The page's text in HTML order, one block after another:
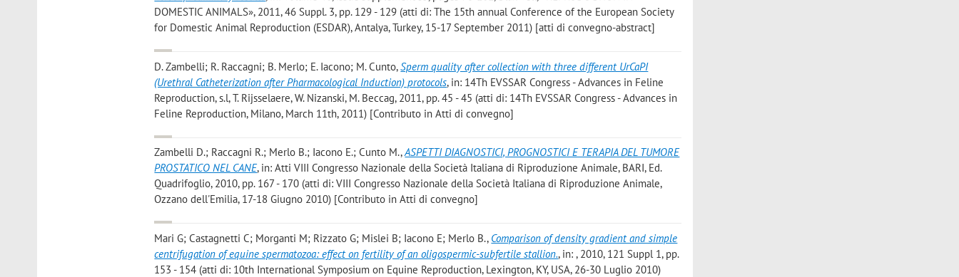
DOMESTIC ANIMALS», 2011, 46 Suppl. 3, pp. 129 - 129 (atti di: The 15th annual Conference of the European Society
for Domestic Animal Reproduction (ESDAR), Antalya, Turkey, 15-17 September 2011) [atti di convegno-abstract]
D. Zambelli; R. Raccagni; B. Merlo; E. Iacono; M. Cunto,Sperm quality after collection with three different UrCaPI
(Urethral Catheterization after Pharmacological Induction) protocols, in: 14Th EVSSAR Congress - Advances in Feline
Reproduction, s.l, T. Rijsselaere, W. Nizanski, M. Beccag, 2011, pp. 45 - 45 (atti di: 14Th EVSSAR Congress - Advances in
Feline Reproduction, Milano, March 11th, 2011) [Contributo in Atti di convegno]
Zambelli D.; Raccagni R.; Merlo B.; Iacono E.; Cunto M.,ASPETTI DIAGNOSTICI, PROGNOSTICI E TERAPIA DEL TUMORE
PROSTATICO NEL CANE, in: Atti VIII Congresso Nazionale della Società Italiana di Riproduzione Animale, BARI, Ed.
Quadrifoglio, 2010, pp. 167 - 170 (atti di: VIII Congresso Nazionale della Società Italiana di Riproduzione Animale,
Ozzano dell'Emilia, 17-18 Giugno 2010) [Contributo in Atti di convegno]
Mari G; Castagnetti C; Morganti M; Rizzato G; Mislei B; Iacono E; Merlo B., Comparison of density gradient and simple
centrifugation of equine spermatozoa: effect on fertility of an oligospermic-subfertile stallion., in: , 2010, 121 Suppl 1, pp.
153 - 154 (atti di: 10th International Symposium on Equine Reproduction, Lexington, KY, USA, 26-30 Luglio 2010)